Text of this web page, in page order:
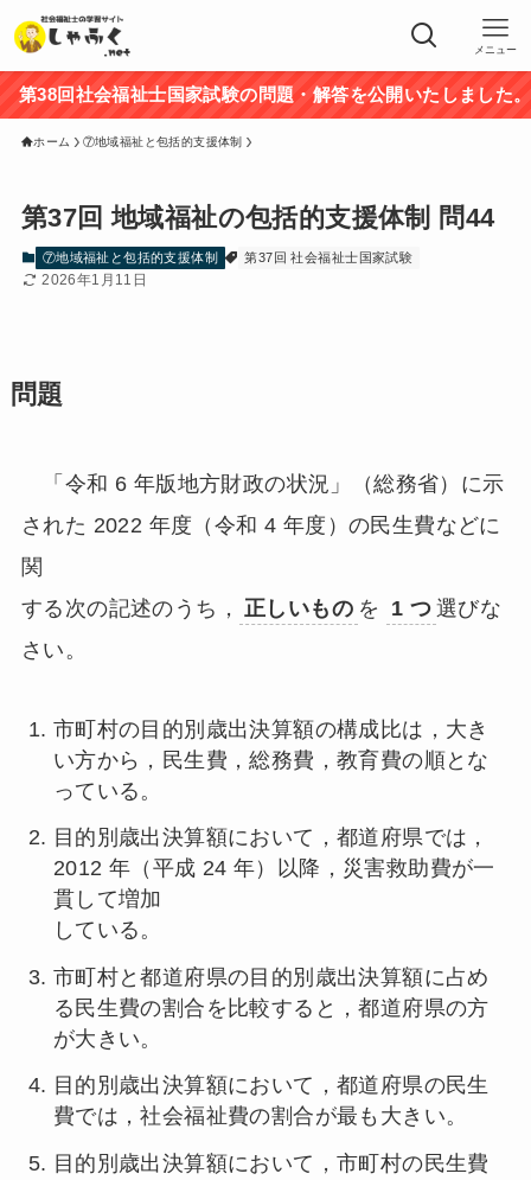
メニュー
回社会福祉士国家試験の問題・解答を公開いたしました。途
ホーム ⑦地域福祉と包括的支援体制
第37回 地域福祉の包括的支援体制 問44
⑦地域福祉と包括的支援体制 第37回 社会福祉士国家試験
2026年1月11日
問題
「令和 6 年版地方財政の状況」（総務省）に示
された 2022 年度（令和 4 年度）の民生費などに
関
する次の記述のうち，
正しいもの を 1 つ 選びな
さい。
市町村の目的別歳出決算額の構成比は，大き
い方から，民生費，総務費，教育費の順とな
っている。
目的別歳出決算額において，都道府県では，
2012 年（平成 24 年）以降，災害救助費が一
貫して増加
している。
市町村と都道府県の目的別歳出決算額に占め
る民生費の割合を比較すると，都道府県の方
が大きい。
目的別歳出決算額において，都道府県の民生
費では，社会福祉費の割合が最も大きい。
目的別歳出決算額において，市町村の民生費